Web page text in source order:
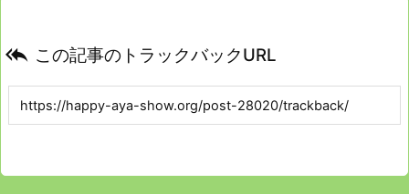
 この記事のトラックバックURL